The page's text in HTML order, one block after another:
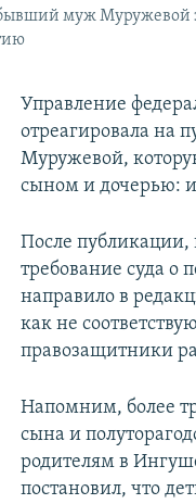
муж Муружевой
Управление
отреагировала на
Муружевой,
сыном и дочерью:
После публикации,
требование суда о
направило в
как не
правозащитники
Напомним, более
сына и
родителям в
постановил, что